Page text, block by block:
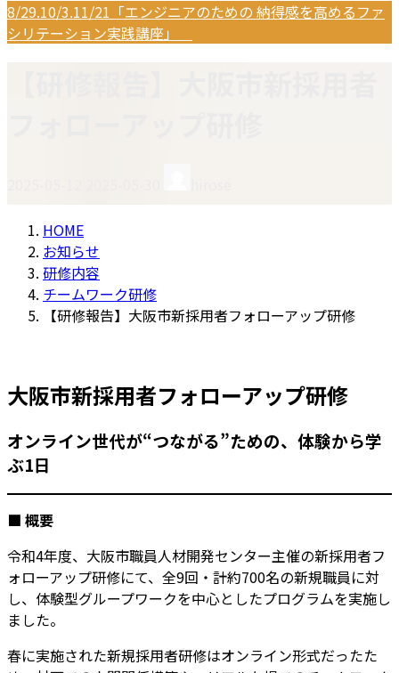
8/29.10/3.11/21「エンジニアのための 納得感を高めるファ
シリテーション実践講座」
日
時
:
HOME
お知らせ
研修内容
チームワーク研修
【研修報告】大阪市新採用者フォローアップ研修
大阪市新採用者フォローアップ研修
オンライン世代が“つながる”ための、体験から学
ぶ1日
■ 概要
令和4年度、大阪市職員人材開発センター主催の新採用者フ
ォローアップ研修にて、全9回・計約700名の新規職員に対
し、体験型グループワークを中心としたプログラムを実施し
ました。
春に実施された新規採用者研修はオンライン形式だったた